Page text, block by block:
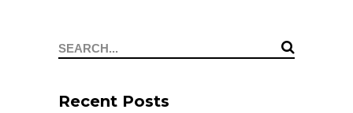
Search
Recent Posts